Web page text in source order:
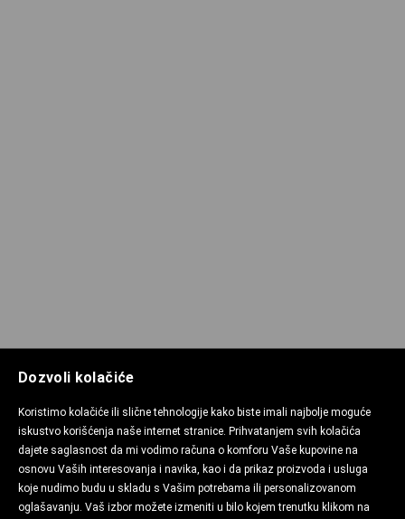
Dozvoli kolačiće
Koristimo kolačiće ili slične tehnologije kako biste imali najbolje moguće
iskustvo korišćenja naše internet stranice. Prihvatanjem svih kolačića
dajete saglasnost da mi vodimo računa o komforu Vaše kupovine na
osnovu Vaših interesovanja i navika, kao i da prikaz proizvoda i usluga
koje nudimo budu u skladu s Vašim potrebama ili personalizovanom
oglašavanju. Vaš izbor možete izmeniti u bilo kojem trenutku klikom na